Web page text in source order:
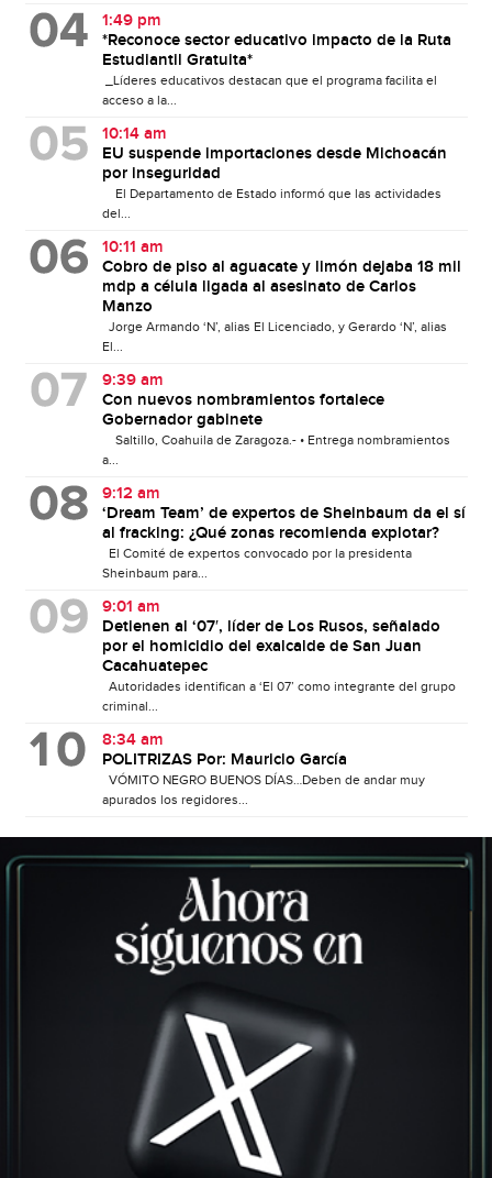
1:49 pm
*Reconoce sector educativo impacto de la Ruta
Estudiantil Gratuita*
_Líderes educativos destacan que el programa facilita el
acceso a la...
10:14 am
EU suspende importaciones desde Michoacán
por inseguridad
El Departamento de Estado informó que las actividades
del...
10:11 am
Cobro de piso al aguacate y limón dejaba 18 mil
mdp a célula ligada al asesinato de Carlos
Manzo
Jorge Armando ‘N’, alias El Licenciado, y Gerardo ‘N’, alias
El...
9:39 am
Con nuevos nombramientos fortalece
Gobernador gabinete
Saltillo, Coahuila de Zaragoza.- • Entrega nombramientos
a...
9:12 am
‘Dream Team’ de expertos de Sheinbaum da el sí
al fracking: ¿Qué zonas recomienda explotar?
El Comité de expertos convocado por la presidenta
Sheinbaum para...
9:01 am
Detienen al ‘07′, líder de Los Rusos, señalado
por el homicidio del exalcalde de San Juan
Cacahuatepec
Autoridades identifican a ‘El 07’ como integrante del grupo
criminal...
8:34 am
POLITRIZAS Por: Mauricio García
VÓMITO NEGRO BUENOS DÍAS…Deben de andar muy
apurados los regidores...